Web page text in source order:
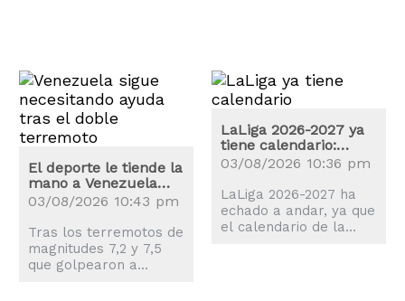
El deporte le tiende la
mano a Venezuela
tras los terremotos
03/08/2026 10:43 pm
Tras los terremotos de
magnitudes 7,2 y 7,5
que golpearon a
LaLiga 2026-2027 ya
tiene calendario:
estas son las fechas
claves
03/08/2026 10:36 pm
LaLiga 2026-2027 ha
echado a andar, ya que
el calendario de la